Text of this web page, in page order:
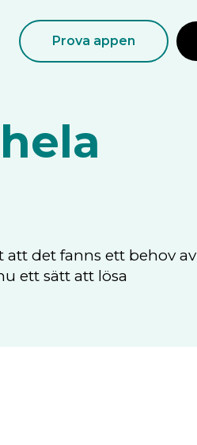
Prova appen
det fanns ett behov av
ett sätt att lösa